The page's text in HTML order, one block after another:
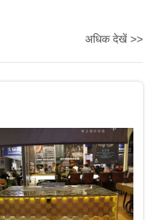
अधिक देखें >>